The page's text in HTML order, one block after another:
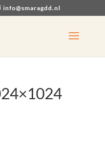
info@smaragdd.nl